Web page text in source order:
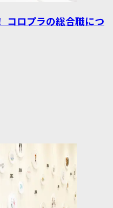
コロプラの総合職につ